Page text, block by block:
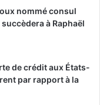
nommé consul
à Raphaël
de crédit aux États-
par rapport à la